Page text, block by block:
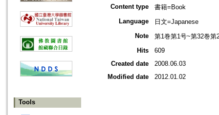
Tools
Content type
書籍=Book
Language
日文=Japanese
Note
第1巻第1号~第32巻第
Hits
609
Created date
2008.06.03
Modified date
2012.01.02